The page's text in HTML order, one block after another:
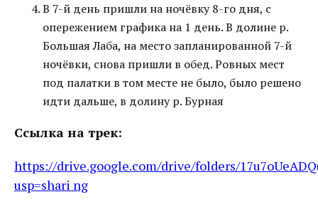
В 7-й день пришли на ночёвку 8-го дня, с
опережением графика на 1 день. В долине р.
Большая Лаба, на место запланированной 7-й
ночёвки, снова пришли в обед. Ровных мест
под палатки в том месте не было, было решено
идти дальше, в долину р. Бурная
Ссылка на трек:
https://drive.google.com/drive/folders/
usp=shari ng